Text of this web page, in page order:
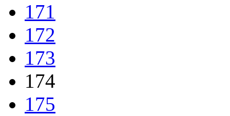
171
172
173
174
175